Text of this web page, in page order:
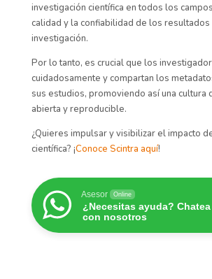
investigación científica en todos los
calidad y la confiabilidad de los resultados
investigación.
Por lo tanto, es crucial que los
cuidadosamente y compartan los
sus estudios, promoviendo así una cultura
abierta y reproducible.
¿Quieres impulsar y visibilizar el impacto
científica? ¡Conoce Scintra aquí!
Asesor Online
¿Necesitas ayuda? Chatea
con nosotros